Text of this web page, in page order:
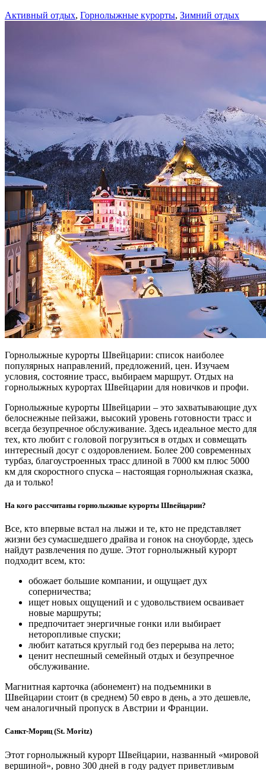
Активный отдых, Горнолыжные курорты, Зимний отдых
Горнолыжные курорты Швейцарии: список наиболее
популярных направлений, предложений, цен. Изучаем
условия, состояние трасс, выбираем маршрут. Отдых на
горнолыжных курортах Швейцарии для новичков и профи.
Горнолыжные курорты Швейцарии – это захватывающие дух
белоснежные пейзажи, высокий уровень готовности трасс и
всегда безупречное обслуживание. Здесь идеальное место для
тех, кто любит с головой погрузиться в отдых и совмещать
интересный досуг с оздоровлением. Более 200 современных
турбаз, благоустроенных трасс длиной в 7000 км плюс 5000
км для скоростного спуска – настоящая горнолыжная сказка,
да и только!
На кого рассчитаны горнолыжные курорты Швейцарии?
Все, кто впервые встал на лыжи и те, кто не представляет
жизни без сумасшедшего драйва и гонок на сноуборде, здесь
найдут развлечения по душе. Этот горнолыжный курорт
подходит всем, кто:
обожает большие компании, и ощущает дух
соперничества;
ищет новых ощущений и с удовольствием осваивает
новые маршруты;
предпочитает энергичные гонки или выбирает
неторопливые спуски;
любит кататься круглый год без перерыва на лето;
ценит неспешный семейный отдых и безупречное
обслуживание.
Магнитная карточка (абонемент) на подъемники в
Швейцарии стоит (в среднем) 50 евро в день, а это дешевле,
чем аналогичный пропуск в Австрии и Франции.
Санкт-Мориц (St. Moritz)
Этот горнолыжный курорт Швейцарии, названный «мировой
вершиной», ровно 300 дней в году радует приветливым